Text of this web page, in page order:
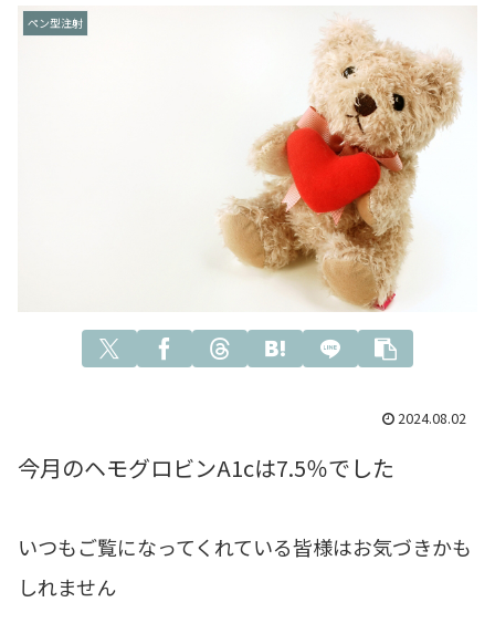
ペン型注射
2024.08.02
今月のヘモグロビンA1cは7.5％でした
いつもご覧になってくれている皆様はお気づきかも
しれません